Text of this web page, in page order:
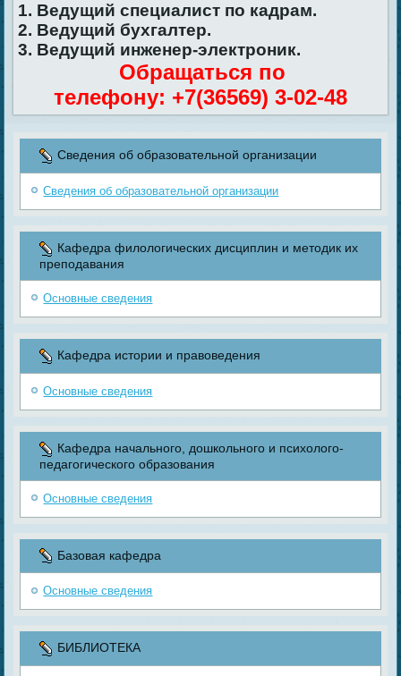
1. Ведущий специалист по кадрам.
2. Ведущий бухгалтер.
3. Ведущий инженер-электроник.
Обращаться по
телефону: +7(36569) 3-02-48
Сведения об образовательной организации
Сведения об образовательной организации
Кафедра филологических дисциплин и методик их
преподавания
Основные сведения
Кафедра истории и правоведения
Основные сведения
Кафедра начального, дошкольного и психолого-
педагогического образования
Основные сведения
Базовая кафедра
Основные сведения
БИБЛИОТЕКА